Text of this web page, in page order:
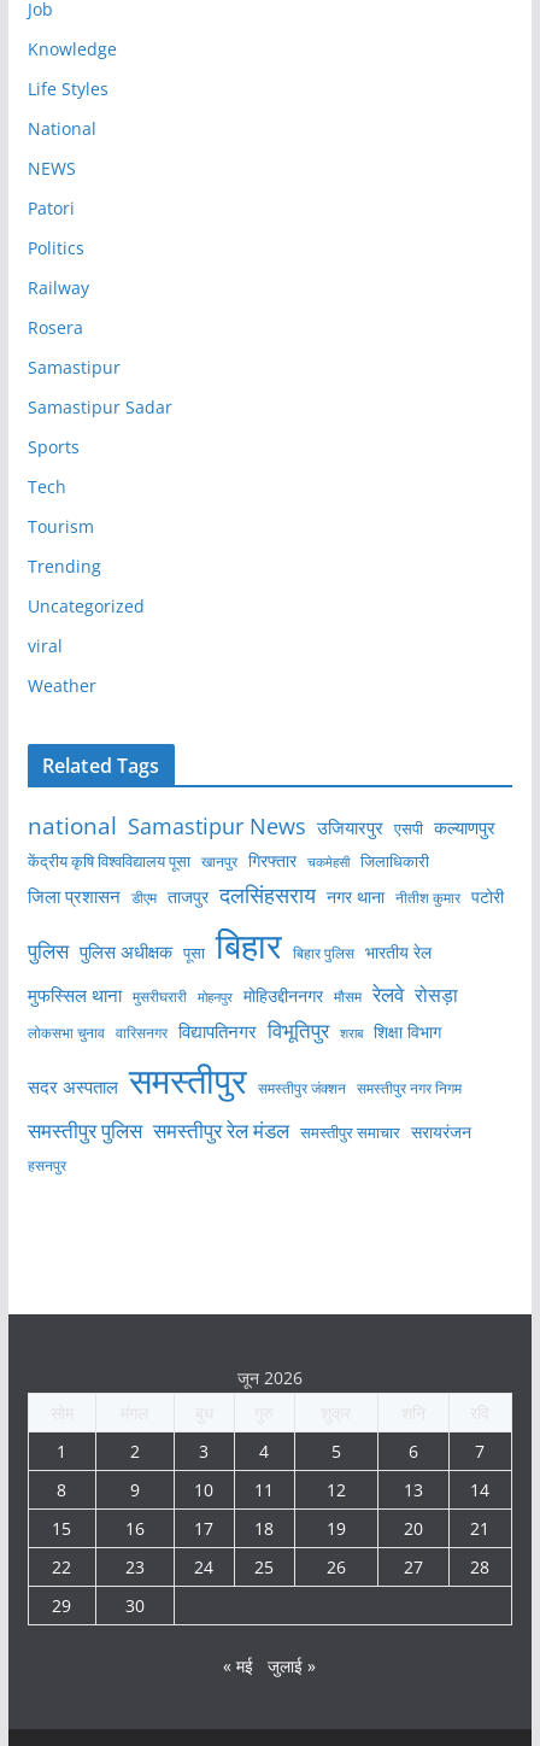
Job
Knowledge
Life Styles
National
NEWS
Patori
Politics
Railway
Rosera
Samastipur
Samastipur Sadar
Sports
Tech
Tourism
Trending
Uncategorized
viral
Weather
Related Tags
national Samastipur News उजियारपुर एसपी कल्याणपुर
केंद्रीय कृषि विश्वविद्यालय पूसा खानपुर गिरफ्तार चकमेहसी जिलाधिकारी
जिला प्रशासन डीएम ताजपुर दलसिंहसराय नगर थाना नीतीश कुमार पटोरी
पुलिस पुलिस अधीक्षक पूसा बिहार बिहार पुलिस भारतीय रेल
मुफस्सिल थाना मुसरीघरारी मोहनपुर मोहिउद्दीननगर मौसम रेलवे रोसड़ा
लोकसभा चुनाव वारिसनगर विद्यापतिनगर विभूतिपुर शराब शिक्षा विभाग
सदर अस्पताल समस्तीपुर समस्तीपुर जंक्शन समस्तीपुर नगर निगम
समस्तीपुर पुलिस समस्तीपुर रेल मंडल समस्तीपुर समाचार सरायरंजन
हसनपुर
जून 2026
1
2 3 4 5 6
7
8
9 10 11 12 13
14
15
16 17 18 19 20
21
22
23 24 25 26 27
28
29
30
« मई जुलाई »